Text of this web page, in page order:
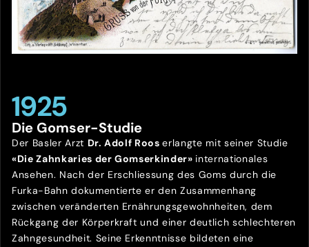
1925
Die Gomser-Studie
Der Basler Arzt Dr. Adolf Rooserlangte mit seiner Studie
«Die Zahnkaries der Gomserkinder» internationales
Ansehen. Nach der Erschliessung des Goms durch die
Furka-Bahn dokumentierte er den Zusammenhang
zwischen veränderten Ernährungsgewohnheiten, dem
Rückgang der Körperkraft und einer deutlich schlechteren
Zahngesundheit. Seine Erkenntnisse bildeten eine